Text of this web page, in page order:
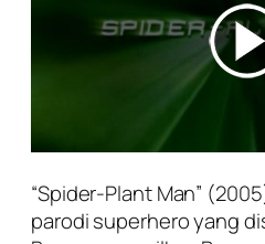
“Spider-Plant Man”
parodi superhero yang